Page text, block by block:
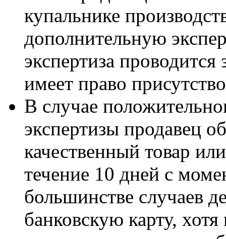
купальнике
дополнительную
экспертиза проводится
имеет право
В случае
экспертизы продавец
качественный товар
течение 10 дней с
большинстве случаев
банковскую карту,